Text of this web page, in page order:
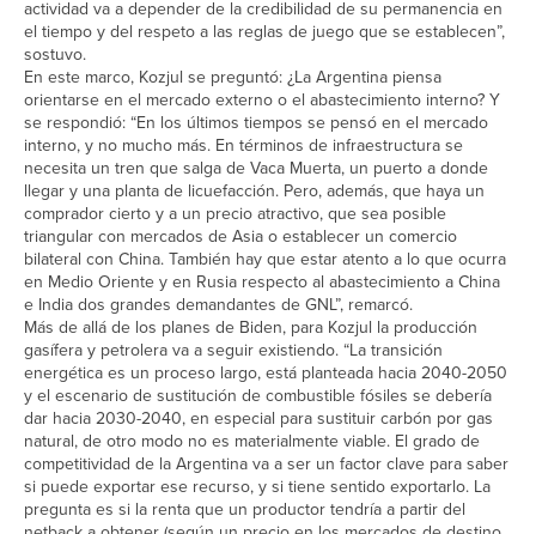
actividad va a depender de la credibilidad de su permanencia en
el tiempo y del respeto a las reglas de juego que se establecen”,
sostuvo.
En este marco, Kozjul se preguntó: ¿La Argentina piensa
orientarse en el mercado externo o el abastecimiento interno? Y
se respondió: “En los últimos tiempos se pensó en el mercado
interno, y no mucho más. En términos de infraestructura se
necesita un tren que salga de Vaca Muerta, un puerto a donde
llegar y una planta de licuefacción. Pero, además, que haya un
comprador cierto y a un precio atractivo, que sea posible
triangular con mercados de Asia o establecer un comercio
bilateral con China. También hay que estar atento a lo que ocurra
en Medio Oriente y en Rusia respecto al abastecimiento a China
e India dos grandes demandantes de GNL”, remarcó.
Más de allá de los planes de Biden, para Kozjul la producción
gasífera y petrolera va a seguir existiendo. “La transición
energética es un proceso largo, está planteada hacia 2040-2050
y el escenario de sustitución de combustible fósiles se debería
dar hacia 2030-2040, en especial para sustituir carbón por gas
natural, de otro modo no es materialmente viable. El grado de
competitividad de la Argentina va a ser un factor clave para saber
si puede exportar ese recurso, y si tiene sentido exportarlo. La
pregunta es si la renta que un productor tendría a partir del